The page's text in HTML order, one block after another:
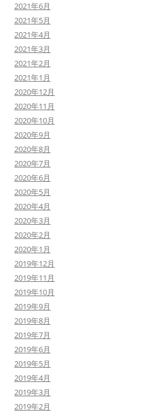
2021年6月
2021年5月
2021年4月
2021年3月
2021年2月
2021年1月
2020年12月
2020年11月
2020年10月
2020年9月
2020年8月
2020年7月
2020年6月
2020年5月
2020年4月
2020年3月
2020年2月
2020年1月
2019年12月
2019年11月
2019年10月
2019年9月
2019年8月
2019年7月
2019年6月
2019年5月
2019年4月
2019年3月
2019年2月